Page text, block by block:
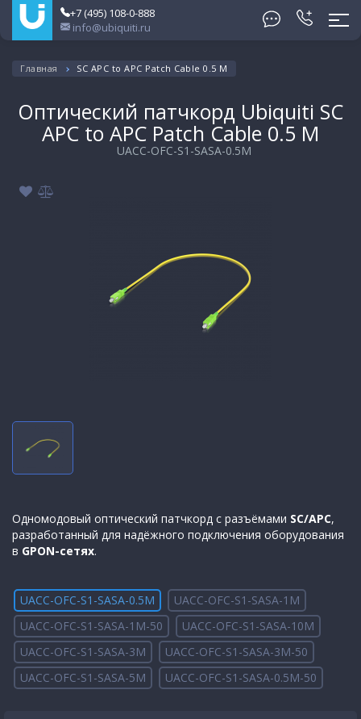
+7 (495) 108-0-888
info@ubiquiti.ru
Главная SC APC to APC Patch Cable 0.5 М
Оптический патчкорд Ubiquiti SC
APC to APC Patch Cable 0.5 М
UACC-OFC-S1-SASA-0.5M
Одномодовый оптический патчкорд с разъёмами SC/APC,
разработанный для надёжного подключения оборудования
в GPON-сетях.
UACC-OFC-S1-SASA-0.5M
UACC-OFC-S1-SASA-1M
UACC-OFC-S1-SASA-1M-50
UACC-OFC-S1-SASA-10M
UACC-OFC-S1-SASA-3M
UACC-OFC-S1-SASA-3M-50
UACC-OFC-S1-SASA-5M
UACC-OFC-S1-SASA-0.5M-50